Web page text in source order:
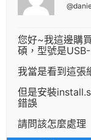
您好~我這邊購
碩，型號是
我當是看到這張
但是安裝
錯誤
請問該怎麼處理